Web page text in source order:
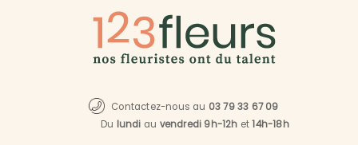
Contactez-nous au 03 79 33 67 09
Du lundi au vendredi 9h-12h et14h-18h